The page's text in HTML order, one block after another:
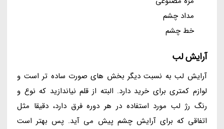
مداد چشم
خط چشم
آرایش لب
آرایش لب به نسبت دیگر بخش های صورت ساده تر است و
لوازم کمتری برای خرید دارد. البته از قلم نیاندازید که نوع و
رنگ رژ لب مورد استفاده در هر دوره فرق دارد، دقیقا مثل
اتفاقی که برای آرایش چشم پیش می آید. پس بهتر است